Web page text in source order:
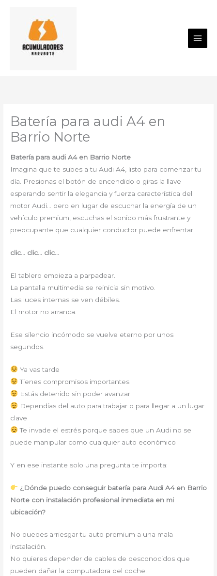
contenido
Batería para audi A4 en
Barrio Norte
Batería para audi A4 en Barrio Norte
Imagina que te subes a tu Audi A4, listo para comenzar tu
día. Presionas el botón de encendido o giras la llave
esperando sentir la elegancia y fuerza característica del
motor Audi… pero en lugar de escuchar la energía de un
vehículo premium, escuchas el sonido más frustrante y
preocupante que cualquier conductor puede enfrentar:
clic… clic… clic…
El tablero empieza a parpadear.
La pantalla multimedia se reinicia sin motivo.
Las luces internas se ven débiles.
El motor no arranca.
Ese silencio incómodo se vuelve eterno por unos
segundos.
Ya vas tarde
Tienes compromisos importantes
Estás detenido sin poder avanzar
Dependías del auto para trabajar o para llegar a un lugar
clave
Te invade el estrés porque sabes que un Audi no se
puede manipular como cualquier auto económico
Y en ese instante solo una pregunta te importa:
¿Dónde puedo conseguir batería para Audi A4 en Barrio
Norte con instalación profesional inmediata en mi
ubicación?
No puedes arriesgar tu auto premium a una mala
instalación.
No quieres depender de cables de desconocidos que
pueden dañar la computadora del coche.